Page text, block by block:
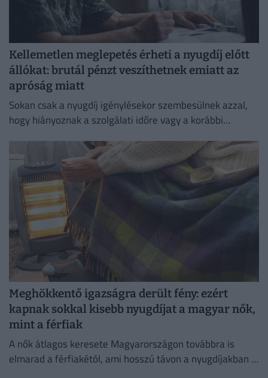
Kellemetlen meglepetés érheti a nyugdíj előtt
állókat: brutál pénzt veszíthetnek emiatt az
apróság miatt
Sokan csak a nyugdíj igénylésekor szembesülnek azzal,
hogy hiányoznak a szolgálati időre vagy a korábbi
összegét is befolyásolhatja.
Meghökkentő igazságra derült fény: ezért
kapnak sokkal kisebb nyugdíjat a magyar nők,
mint a férfiak
A nők átlagos keresete Magyarországon továbbra is
elmarad a férfiakétól, ami hosszú távon a nyugdíjakban is